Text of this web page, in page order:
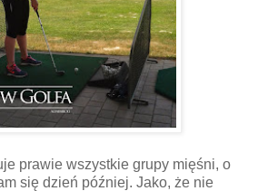
prawie wszystkie grupy mięśni, o
się dzień później. Jako, że nie